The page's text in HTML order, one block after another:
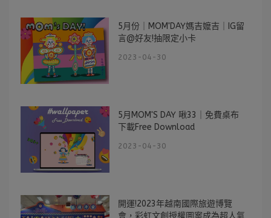
5月份｜MOM'DAY媽吉嬤吉｜IG留
言@好友!抽限定小卡
2023-04-30
5月MOM'S DAY 啾33｜免費桌布
下載Free Download
2023-04-30
開運!2023年越南國際旅遊博覽
會，彩虹文創授權圖案成為超人氣